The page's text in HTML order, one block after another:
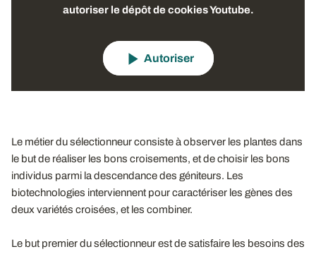
autoriser le dépôt de cookies Youtube.
Autoriser
Le métier du sélectionneur consiste à observer les plantes dans
le but de réaliser les bons croisements, et de choisir les bons
individus parmi la descendance des géniteurs. Les
biotechnologies interviennent pour caractériser les gènes des
deux variétés croisées, et les combiner.
Le but premier du sélectionneur est de satisfaire les besoins des